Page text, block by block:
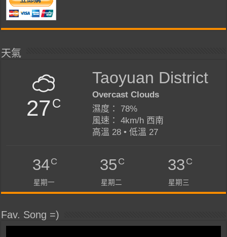
天氣
27C
Taoyuan District
Overcast Clouds
濕度： 78%
風速： 4km/h 西南
高溫 28 • 低溫 27
34C
星期一
35C
星期二
33C
星期三
Fav. Song =)